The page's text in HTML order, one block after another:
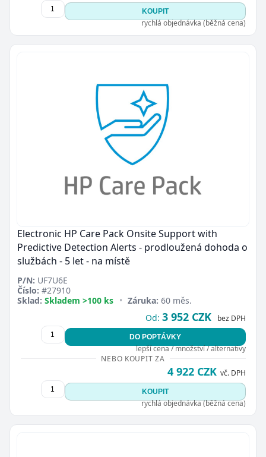
KOUPIT
rychlá objednávka (běžná cena)
Electronic HP Care Pack Onsite Support with
Predictive Detection Alerts - prodloužená dohoda o
službách - 5 let - na místě
P/N: UF7U6E
Číslo: #27910
Sklad: Skladem >100 ks • Záruka: 60 měs.
Od: 3 952 CZK bez DPH
DO POPTÁVKY
lepší cena / množství / alternativy
NEBO KOUPIT ZA
4 922 CZK vč. DPH
KOUPIT
rychlá objednávka (běžná cena)